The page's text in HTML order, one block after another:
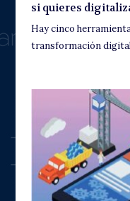
si quieres
Hay cinco
transformación